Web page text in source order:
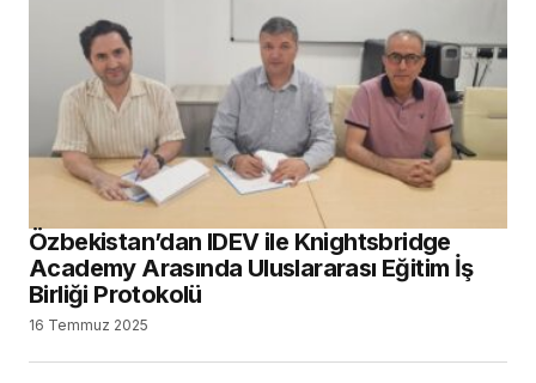
Özbekistan’dan IDEV ile Knightsbridge
Academy Arasında Uluslararası Eğitim İş
Birliği Protokolü
16 Temmuz 2025